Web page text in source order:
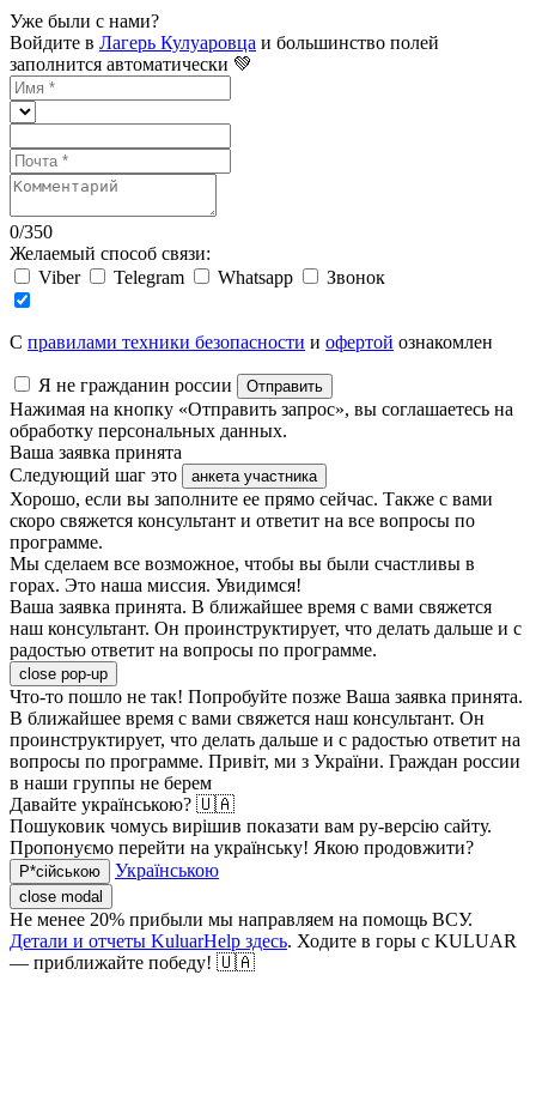
Уже были с нами?
Войдите в Лагерь Кулуаровца и большинство полей
заполнится автоматически 💚
0/350
Желаемый способ связи:
Viber
Telegram Whatsapp Звонок
C правилами техники безопасности и офертой ознакомлен
Я не гражданин россии Отправить
Нажимая на кнопку «Отправить запрос», вы соглашаетесь на
обработку персональных данных.
Ваша заявка принята
Следующий шаг это
анкета участника
Хорошо, если вы заполните ее прямо сейчас. Также с вами
скоро свяжется консультант и ответит на все вопросы по
программе.
Мы сделаем все возможное, чтобы вы были счастливы в
горах. Это наша миссия. Увидимся!
Ваша заявка принята. В ближайшее время с вами свяжется
наш консультант. Он проинструктирует, что делать дальше и с
радостью ответит на вопросы по программе.
close pop-up
Что-то пошло не так! Попробуйте позже Ваша заявка принята.
В ближайшее время с вами свяжется наш консультант. Он
проинструктирует, что делать дальше и с радостью ответит на
вопросы по программе. Привіт, ми з України. Граждан россии
в наши группы не берем
Давайте українською? 🇺🇦
Пошуковик чомусь вирішив показати вам ру-версію сайту.
Пропонуємо перейти на українську! Якою продовжити?
Р*сійською Українською
close modal
Не менее 20% прибыли мы направляем на помощь ВСУ.
Детали и отчеты KuluarHelp здесь. Ходите в горы с KULUAR
— приближайте победу! 🇺🇦